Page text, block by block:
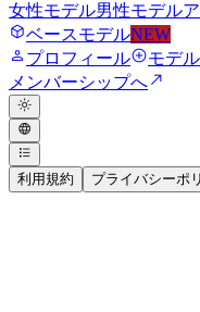
女性モデル男性モデル
deployed_codeベースモデルNEW
person プロフィールadd_circleモデ
メンバーシップへnorth_east
light_mode
language
format_list_bulleted
利用規約 プライバシーポ